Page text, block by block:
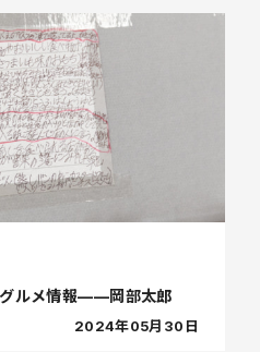
ルメ情報——岡部太郎
2024年05月30日